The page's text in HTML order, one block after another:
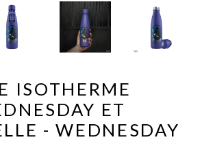
ISOTHERME
ET
- WEDNESDAY